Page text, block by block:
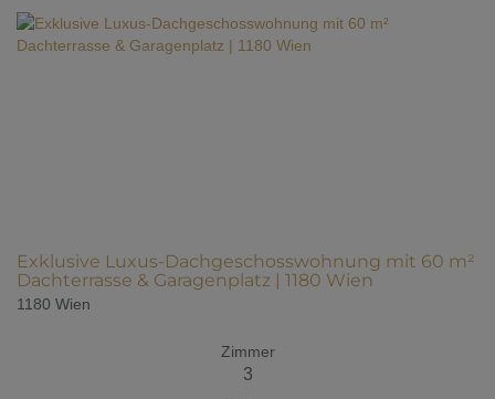
Exklusive Luxus-Dachgeschosswohnung mit 60 m²
Dachterrasse & Garagenplatz | 1180 Wien
1180 Wien
Zimmer
3